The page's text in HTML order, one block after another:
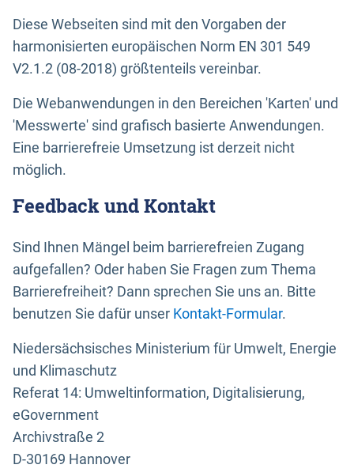
Diese Webseiten sind mit den Vorgaben der
harmonisierten europäischen Norm EN 301 549
V2.1.2 (08-2018) größtenteils vereinbar.
Die Webanwendungen in den Bereichen 'Karten' und
'Messwerte' sind grafisch basierte Anwendungen.
Eine barrierefreie Umsetzung ist derzeit nicht
möglich.
Feedback und Kontakt
Sind Ihnen Mängel beim barrierefreien Zugang
aufgefallen? Oder haben Sie Fragen zum Thema
Barrierefreiheit? Dann sprechen Sie uns an. Bitte
benutzen Sie dafür unser Kontakt-Formular.
Niedersächsisches Ministerium für Umwelt, Energie
und Klimaschutz
Referat 14: Umweltinformation, Digitalisierung,
eGovernment
Archivstraße 2
D-30169 Hannover